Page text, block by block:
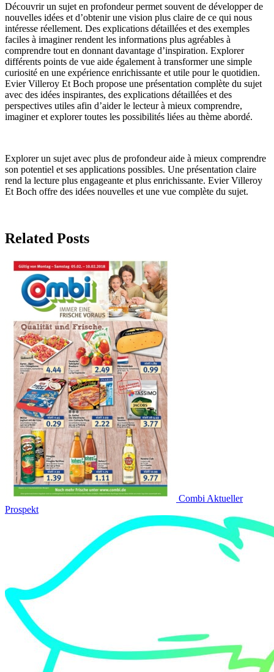
Découvrir un sujet en profondeur permet souvent de développer de
nouvelles idées et d’obtenir une vision plus claire de ce qui nous
intéresse réellement. Des explications détaillées et des exemples
faciles à imaginer rendent les informations plus agréables à
comprendre tout en donnant davantage d’inspiration. Explorer
différents points de vue aide également à transformer une simple
curiosité en une expérience enrichissante et utile pour le quotidien.
Evier Villeroy Et Boch propose une présentation complète du sujet
avec des idées inspirantes, des explications détaillées et des
perspectives utiles afin d’aider le lecteur à mieux comprendre,
imaginer et explorer toutes les possibilités liées au thème abordé.
Explorer un sujet avec plus de profondeur aide à mieux comprendre
son potentiel et ses applications possibles. Une présentation claire
rend la lecture plus engageante et plus enrichissante. Evier Villeroy
Et Boch offre des idées nouvelles et une vue complète du sujet.
Related Posts
Combi Aktueller
Prospekt